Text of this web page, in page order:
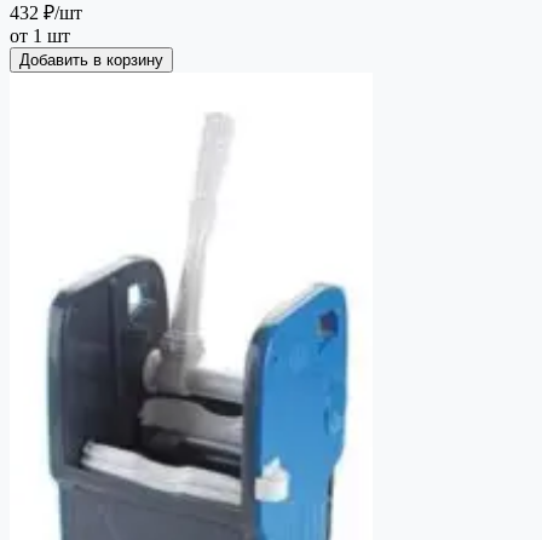
432 ₽/шт
от 1 шт
Добавить в корзину